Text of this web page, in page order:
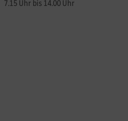
7.15 Uhr bis 14.00 Uhr